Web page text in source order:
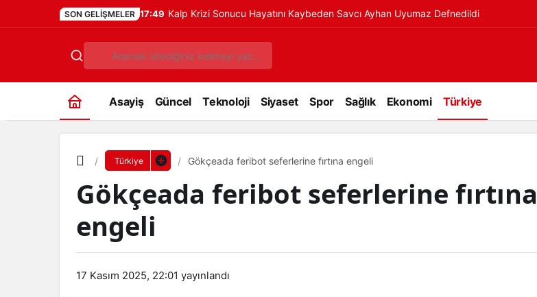
SON GELIŞMELER 17:49 Kalp Krizi Sonucu Hayatını Kaybeden Savcı Ayhan Uyumaz Defnedildi
Asayiş Güncel Teknoloji Siyaset Spor Sağlık Ekonomi Türkiye
Türkiye Gökçeada feribot seferlerine fırtına engeli
Gökçeada feribot seferlerine fırtına
engeli
17 Kasım 2025, 22:01 yayınlandı